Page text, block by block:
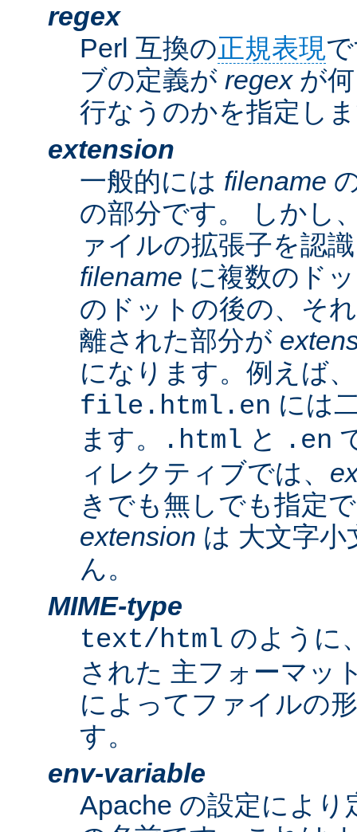
regex
Perl 互換の正規表現
ブの定義が regexが何
行なうのかを指定し
extension
一般的には filename
の部分です。 しかし
ァイルの拡張子を認
filename に複数のド
のドットの後の、そ
離された部分が
になります。例えば、
file.html.en には
ます。
.html と .en
ィレクティブでは、
きでも無しでも指定
extension は 大文字
ん。
MIME-type
text/html のように
された 主フォーマッ
によってファイルの
す。
env-variable
Apache の設定によ